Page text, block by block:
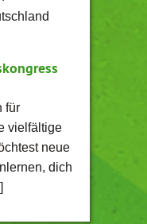
für
vielfältige
neue
dich